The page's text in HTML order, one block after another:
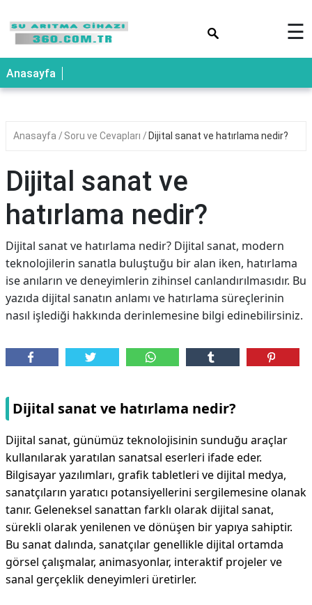
☰
Anasayfa
Anasayfa Soru ve Cevapları Dijital sanat ve hatırlama nedir?
Dijital sanat ve
hatırlama nedir?
Dijital sanat ve hatırlama nedir? Dijital sanat, modern
teknolojilerin sanatla buluştuğu bir alan iken, hatırlama
ise anıların ve deneyimlerin zihinsel canlandırılmasıdır. Bu
yazıda dijital sanatın anlamı ve hatırlama süreçlerinin
nasıl işlediği hakkında derinlemesine bilgi edinebilirsiniz.
Dijital sanat ve hatırlama nedir?
Dijital sanat, günümüz teknolojisinin sunduğu araçlar
kullanılarak yaratılan sanatsal eserleri ifade eder.
Bilgisayar yazılımları, grafik tabletleri ve dijital medya,
sanatçıların yaratıcı potansiyellerini sergilemesine olanak
tanır. Geleneksel sanattan farklı olarak dijital sanat,
sürekli olarak yenilenen ve dönüşen bir yapıya sahiptir.
Bu sanat dalında, sanatçılar genellikle dijital ortamda
görsel çalışmalar, animasyonlar, interaktif projeler ve
sanal gerçeklik deneyimleri üretirler.